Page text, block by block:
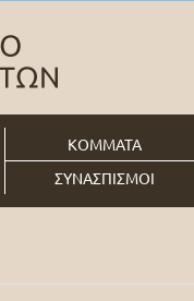
ΚΟΜΜΑΤΑ
ΣΥΝΑΣΠΙΣΜΟΙ